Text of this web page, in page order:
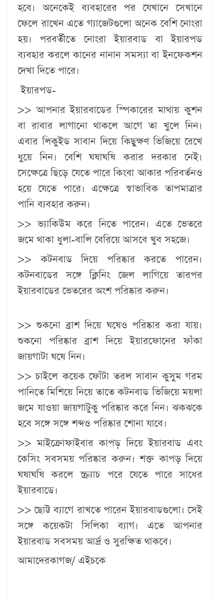
হবে। অনেকেই ব্যবহারের পর যেখানে সেখানে
ফেলে রাখেন এতে গ্যাজেটগুলো অনেক বেশি নোংরা
হয়। পরবর্তীতে নোংরা ইয়ারবাড বা ইয়ারপড
ব্যবহার করলে কানের নানান সমস্যা বা ইনফেকশন
দেখা দিতে পারে।
ইয়ারপড-
>> আপনার ইয়ারবাডের স্পিকারের মাথায় কুশন
বা রাবার লাগানো থাকলে আগে তা খুলে নিন।
এবার লিকুইড সাবান দিয়ে কিছুক্ষণ ভিজিয়ে রেখে
ধুয়ে নিন। বেশি ঘষাঘষি করার দরকার নেই।
সেক্ষেত্রে ছিড়ে যেতে পারে কিংবা আকার পরিবর্তনও
হয়ে যেতে পারে। এক্ষেত্রে স্বাভাবিক তাপমাত্রার
পানি ব্যবহার করুন।
>> ভ্যাকিউম করে নিতে পারেন। এতে ভেতরে
জমে থাকা ধুলা-বালি বেরিয়ে আসবে খুব সহজে।
>> কটনবাড দিয়ে পরিষ্কার করতে পারেন।
কটনবাডের সঙ্গে ক্লিনিং জেল লাগিয়ে তারপর
ইয়ারবাডের ভেতরের অংশ পরিষ্কার করুন।
>> শুকনো ব্রাশ দিয়ে ঘষেও পরিষ্কার করা যায়।
শুকনো পরিষ্কার ব্রাশ দিয়ে ইয়ারফোনের ফাঁকা
জায়গাটা ঘষে নিন।
>> চাইলে কয়েক ফোঁটা তরল সাবান কুসুম গরম
পানিতে মিশিয়ে নিয়ে তাতে কটনবাড ভিজিয়ে ময়লা
জমে যাওয়া জায়গাটুকু পরিষ্কার করে নিন। ঝকঝকে
হবে সঙ্গে সঙ্গে শব্দও পরিষ্কার শোনা যাবে।
>> মাইক্রোফাইবার কাপড় দিয়ে ইয়ারবাড এবং
কেসিং সবসময় পরিষ্কার করুন। শক্ত কাপড় দিয়ে
ঘষাঘষি করলে স্ক্র্যাচ পরে যেতে পারে সাধের
ইয়ারবাডে।
>> ছোট্ট ব্যাগে রাখতে পারেন ইয়ারবাডগুলো। সেই
সঙ্গে কয়েকটা সিলিকা ব্যাগ। এতে আপনার
ইয়ারবাড সবসময় আর্দ্র ও সুরক্ষিত থাকবে।
আমাদেরকাগজ/ এইচকে